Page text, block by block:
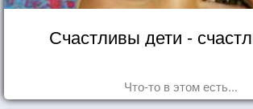
Счастливы дети -
Что-то в этом есть...